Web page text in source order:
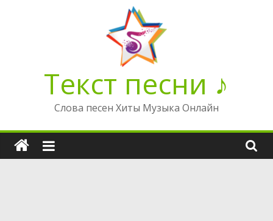
Текст песни ♪
Слова песен Хиты Музыка Онлайн